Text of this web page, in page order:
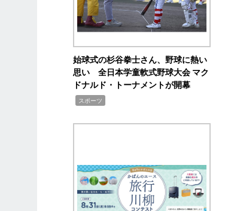
始球式の杉谷拳士さん、野球に熱い
思い 全日本学童軟式野球大会 マク
ドナルド・トーナメントが開幕
スポーツ